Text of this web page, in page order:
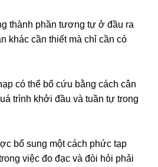
thành phần tương tự ở đầu ra
khác cần thiết mà chỉ cần có
có thể bổ cứu bằng cách cân
trình khởi đầu và tuần tự trong
bổ sung một cách phức tạp
việc đo đạc và đòi hỏi phải